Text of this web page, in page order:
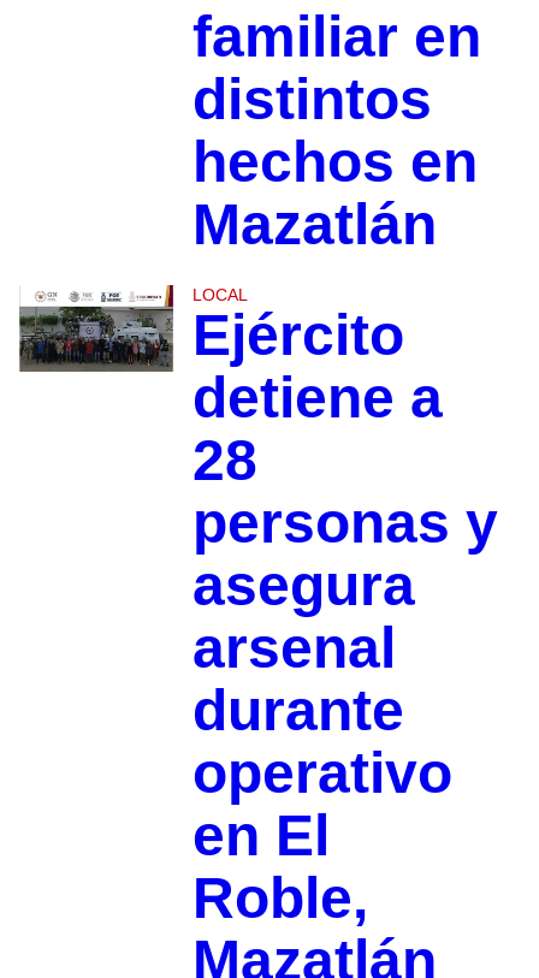
familiar en
distintos
hechos en
Mazatlán
LOCAL
Ejército
detiene a
28
personas y
asegura
arsenal
durante
operativo
en El
Roble,
Mazatlán